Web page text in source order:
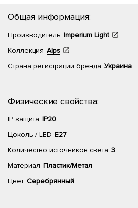
Общая информация:
Производитель Imperium Light
Коллекция Alps
Страна регистрации бренда Украина
Физические свойства:
IP защита IP20
Цоколь / LED E27
Количество источников света 3
Материал Пластик/Метал
Цвет Серебрянный